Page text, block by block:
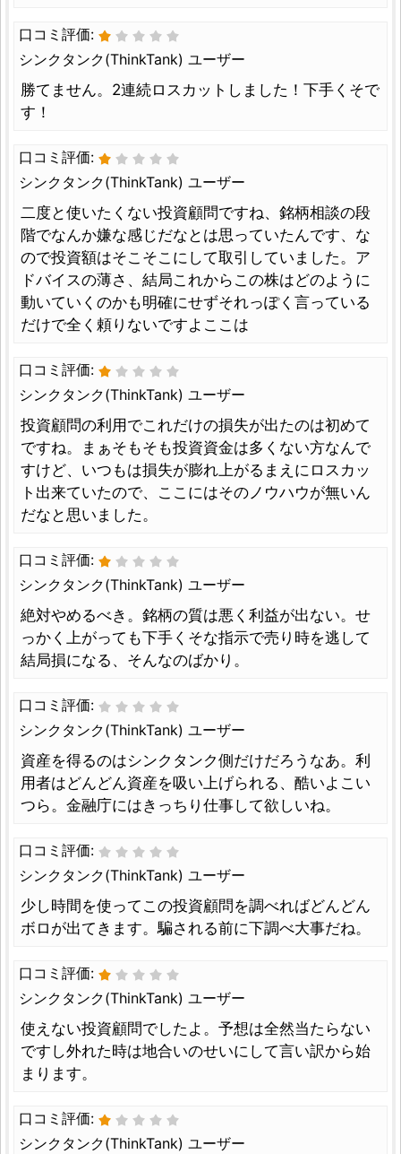
口コミ評価:
シンクタンク(ThinkTank) ユーザー
勝てません。2連続ロスカットしました！下手くそで
す！
口コミ評価:
シンクタンク(ThinkTank) ユーザー
二度と使いたくない投資顧問ですね、銘柄相談の段
階でなんか嫌な感じだなとは思っていたんです、な
ので投資額はそこそこにして取引していました。ア
ドバイスの薄さ、結局これからこの株はどのように
動いていくのかも明確にせずそれっぽく言っている
だけで全く頼りないですよここは
口コミ評価:
シンクタンク(ThinkTank) ユーザー
投資顧問の利用でこれだけの損失が出たのは初めて
ですね。まぁそもそも投資資金は多くない方なんで
すけど、いつもは損失が膨れ上がるまえにロスカッ
ト出来ていたので、ここにはそのノウハウが無いん
だなと思いました。
口コミ評価:
シンクタンク(ThinkTank) ユーザー
絶対やめるべき。銘柄の質は悪く利益が出ない。せ
っかく上がっても下手くそな指示で売り時を逃して
結局損になる、そんなのばかり。
口コミ評価:
シンクタンク(ThinkTank) ユーザー
資産を得るのはシンクタンク側だけだろうなあ。利
用者はどんどん資産を吸い上げられる、酷いよこい
つら。金融庁にはきっちり仕事して欲しいね。
口コミ評価:
シンクタンク(ThinkTank) ユーザー
少し時間を使ってこの投資顧問を調べればどんどん
ボロが出てきます。騙される前に下調べ大事だね。
口コミ評価:
シンクタンク(ThinkTank) ユーザー
使えない投資顧問でしたよ。予想は全然当たらない
ですし外れた時は地合いのせいにして言い訳から始
まります。
口コミ評価:
シンクタンク(ThinkTank) ユーザー